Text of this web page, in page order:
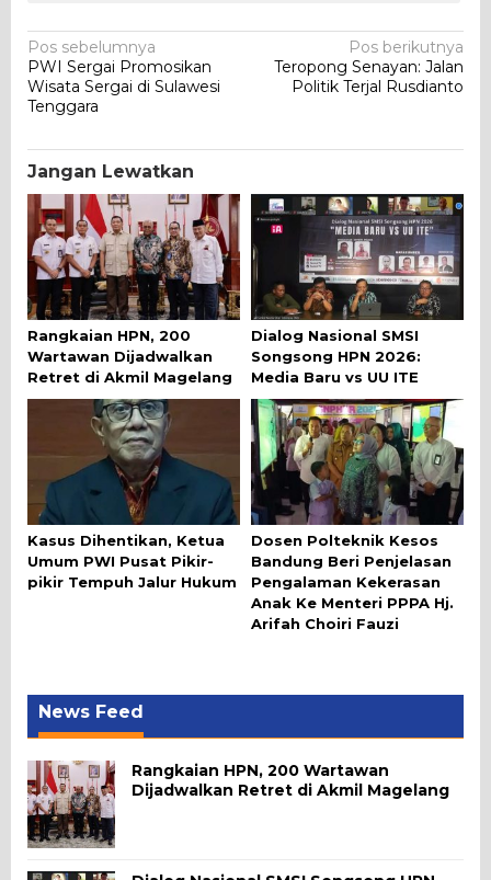
Navigasi
pos
Pos sebelumnya
PWI Sergai Promosikan
Wisata Sergai di Sulawesi
Tenggara
Pos berikutnya
Teropong Senayan: Jalan
Politik Terjal Rusdianto
Jangan Lewatkan
Rangkaian HPN, 200
Wartawan Dijadwalkan
Retret di Akmil Magelang
Dialog Nasional SMSI
Songsong HPN 2026:
Media Baru vs UU ITE
Kasus Dihentikan, Ketua
Umum PWI Pusat Pikir-
pikir Tempuh Jalur Hukum
Dosen Polteknik Kesos
Bandung Beri Penjelasan
Pengalaman Kekerasan
Anak Ke Menteri PPPA Hj.
Arifah Choiri Fauzi
News Feed
Rangkaian HPN, 200 Wartawan
Dijadwalkan Retret di Akmil Magelang